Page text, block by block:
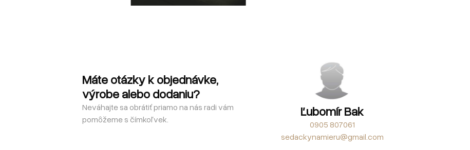
Máte otázky k objednávke,
výrobe alebo dodaniu?
Neváhajte sa obrátiť priamo na nás radi vám
pomôžeme s čímkoľvek.
Ľubomír Bak
0905 807061
sedackynamieru@gmail.com